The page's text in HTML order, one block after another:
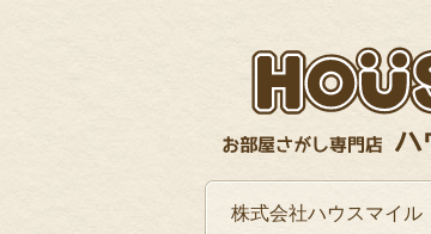
株式会社ハウスマイル